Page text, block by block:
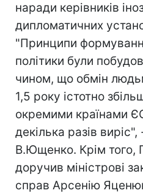
наради керівників
дипломатичних
"Принципи
політики були
чином, що обмін
1,5 року істотно
окремими країнами
декілька разів
В.Ющенко. Крім того,
доручив міністрові
справ Арсенію